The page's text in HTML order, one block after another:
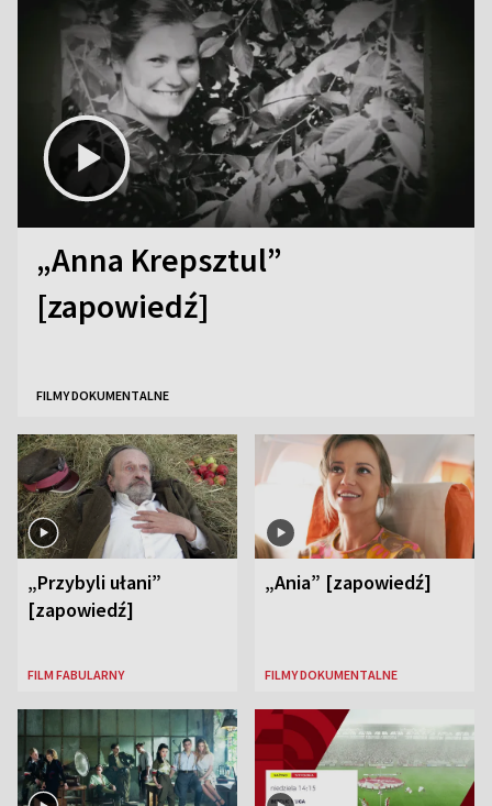
„Anna Krepsztul”
[zapowiedź]
FILMY DOKUMENTALNE
„Przybyli ułani”
[zapowiedź]
FILM FABULARNY
„Ania” [zapowiedź]
FILMY DOKUMENTALNE